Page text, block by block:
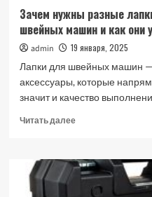
Зачем нужны разные
швейных машин и как они
admin
19 января, 2025
Лапки для швейных машин
аксессуары, которые
значит и качество
Читать далееПрочитать
Зачем
нужны
разные